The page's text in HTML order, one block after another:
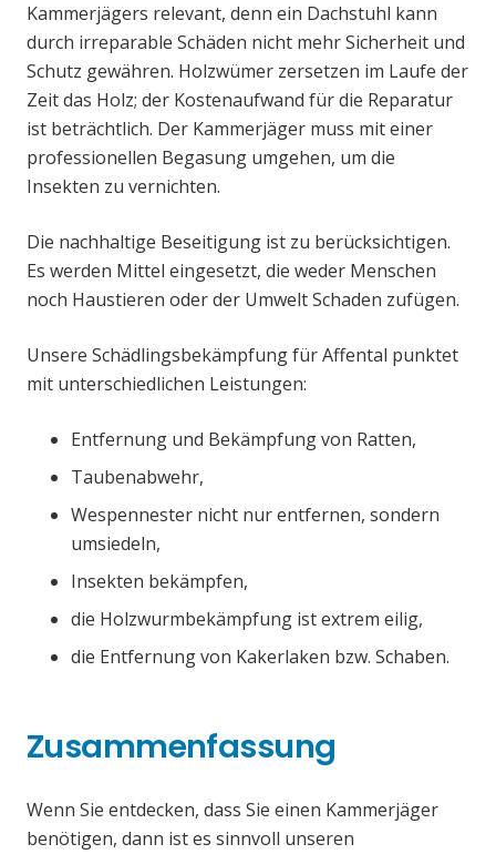
Kammerjägers relevant, denn ein Dachstuhl kann
durch irreparable Schäden nicht mehr Sicherheit und
Schutz gewähren. Holzwümer zersetzen im Laufe der
Zeit das Holz; der Kostenaufwand für die Reparatur
ist beträchtlich. Der Kammerjäger muss mit einer
professionellen Begasung umgehen, um die
Insekten zu vernichten.
Die nachhaltige Beseitigung ist zu berücksichtigen.
Es werden Mittel eingesetzt, die weder Menschen
noch Haustieren oder der Umwelt Schaden zufügen.
Unsere Schädlingsbekämpfung für Affental punktet
mit unterschiedlichen Leistungen:
Entfernung und Bekämpfung von Ratten,
Taubenabwehr,
Wespennester nicht nur entfernen, sondern
umsiedeln,
Insekten bekämpfen,
die Holzwurmbekämpfung ist extrem eilig,
die Entfernung von Kakerlaken bzw. Schaben.
Zusammenfassung
Wenn Sie entdecken, dass Sie einen Kammerjäger
benötigen, dann ist es sinnvoll unseren